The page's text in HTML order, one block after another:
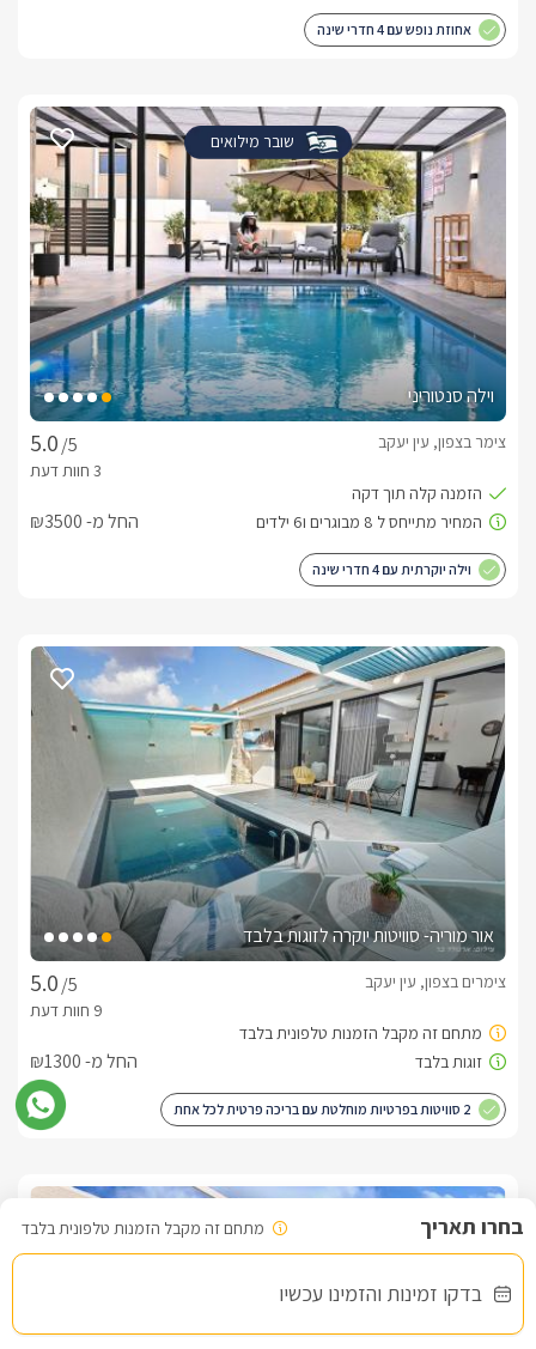
מתחם זה מקבל הזמנות טלפונית בלבד
בדקו זמינות והזמינו עכשיו
אחוזת נופש עם 4 חדרי שינה
שובר מילואים
וילה סנטוריני
/5
צימר בצפון, עין יעקב
החל מ- ₪3500
וילה יוקרתית עם 4 חדרי שינה
אור מוריה- סוויטות יוקרה לזוגות בלבד
/5
צימרים בצפון, עין יעקב
החל מ- ₪1300
2 סוויטות בפרטיות מוחלטת עם בריכה פרטית לכל אחת
שובר מילואים